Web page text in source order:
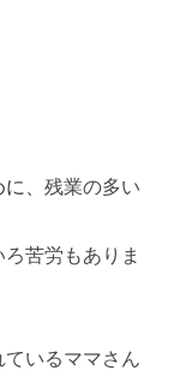
、 残業の多い
ろ苦労もありま
いるママさん